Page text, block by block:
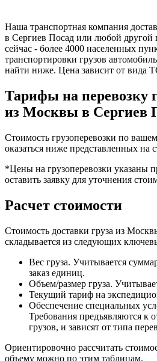
Наша транспортная компания
в Сергиев Посад или любой другой
сейчас - более 4000 населенных
транспортировки грузов
найти ниже. Цена зависит от вида
Тарифы на перевозку
из Москвы в Сергиев
Стоимость грузоперевозки по
оказаться ниже представленных на
*Цены на грузоперевозки указаны
оставить заявку для уточнения
Расчет стоимости
Стоимость доставки груза из
складывается из следующих
Вес груза. Учитывается
заказ единиц.
Объем/размер груза.
Текущий тариф на
Обеспечение специальных
Требования предъявляются к
грузов, и зависят от типа
Ориентировочно рассчитать
объему можно по этим таблицам.